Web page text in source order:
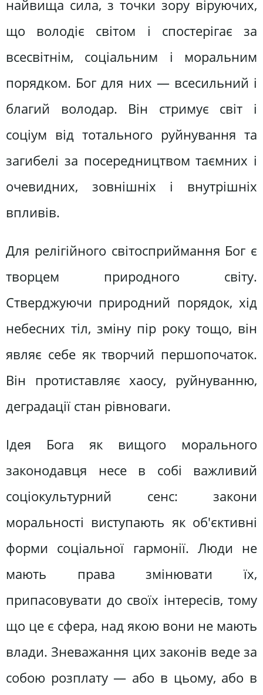
найвища сила, з точки зору віруючих,
що володіє світом і спостерігає за
всесвітнім, соціальним і моральним
порядком. Бог для них — всесильний і
благий володар. Він стримує світ і
соціум від тотального руйнування та
загибелі за посередництвом таємних і
очевидних, зовнішніх і внутрішніх
впливів.
Для релігійного світосприймання Бог є
творцем природного світу.
Стверджуючи природний порядок, хід
небесних тіл, зміну пір року тощо, він
являє себе як творчий першопочаток.
Він протиставляє хаосу, руйнуванню,
деградації стан рівноваги.
Ідея Бога як вищого морального
законодавця несе в собі важливий
соціокультурний сенс: закони
моральності виступають як об'єктивні
форми соціальної гармонії. Люди не
мають права змінювати їх,
припасовувати до своїх інтересів, тому
що це є сфера, над якою вони не мають
влади. Зневажання цих законів веде за
собою розплату — або в цьому, або в